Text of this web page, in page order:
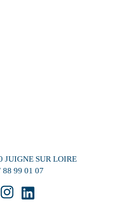
JUIGNE SUR LOIRE
88 99 01 07